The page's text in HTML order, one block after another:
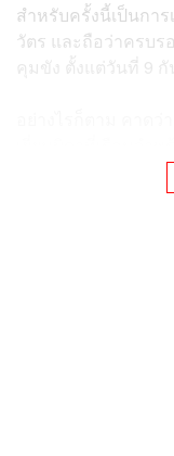
สำหรับครั้งนี้เป็นกา
วัตร และถือว่าครบร
คุมขัง ตั้งแต่วันที่ 9 กั